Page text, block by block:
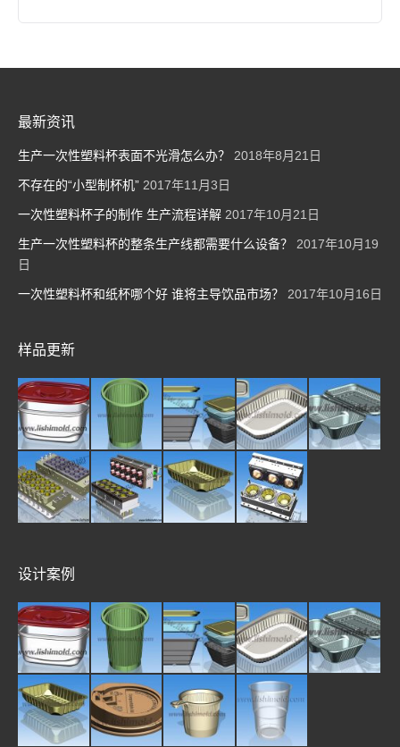
最新资讯
生产一次性塑料杯表面不光滑怎么办？ 2018年8月21日
不存在的“小型制杯机” 2017年11月3日
一次性塑料杯子的制作 生产流程详解 2017年10月21日
生产一次性塑料杯的整条生产线都需要什么设备？
2017年10月19
日
一次性塑料杯和纸杯哪个好 谁将主导饮品市场？ 2017年10月16日
样品更新
设计案例